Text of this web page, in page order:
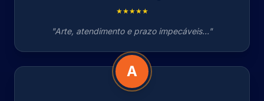
★★★★★
"Arte, atendimento e prazo impecáveis..."
A